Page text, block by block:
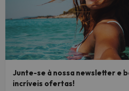
Junte-se à nossa newsletter e
incríveis ofertas!